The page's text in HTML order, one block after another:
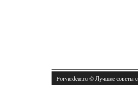
Forvardcar.ru © Лучшие советы